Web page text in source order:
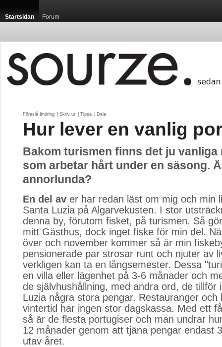
Startsidan Forum
Föreslå ändring Skriv ut Tipsa Dela
Hur lever en vanlig
Bakom turismen finns det ju vanliga
som arbetar hårt under en säsong.
annorlunda?
En del av er har redan läst om mig och min
Santa Luzia på Algarvekusten. I stor
denna by, förutom fisket, på turismen. Så
mitt Gästhus, dock inget fiske för min del.
över och november kommer så är min
pensionerade par strosar runt och njuter av
verkligen kan ta en långsemester. Dessa
en villa eller lägenhet på 3-6 månader och
de självhushållning, med andra ord, de tillför
Luzia några stora pengar. Restauranger och
vintertid har ingen stor dagskassa. Med ett
så är de flesta portugiser och man undrar
12 månader genom att tjäna pengar endast
utav året.